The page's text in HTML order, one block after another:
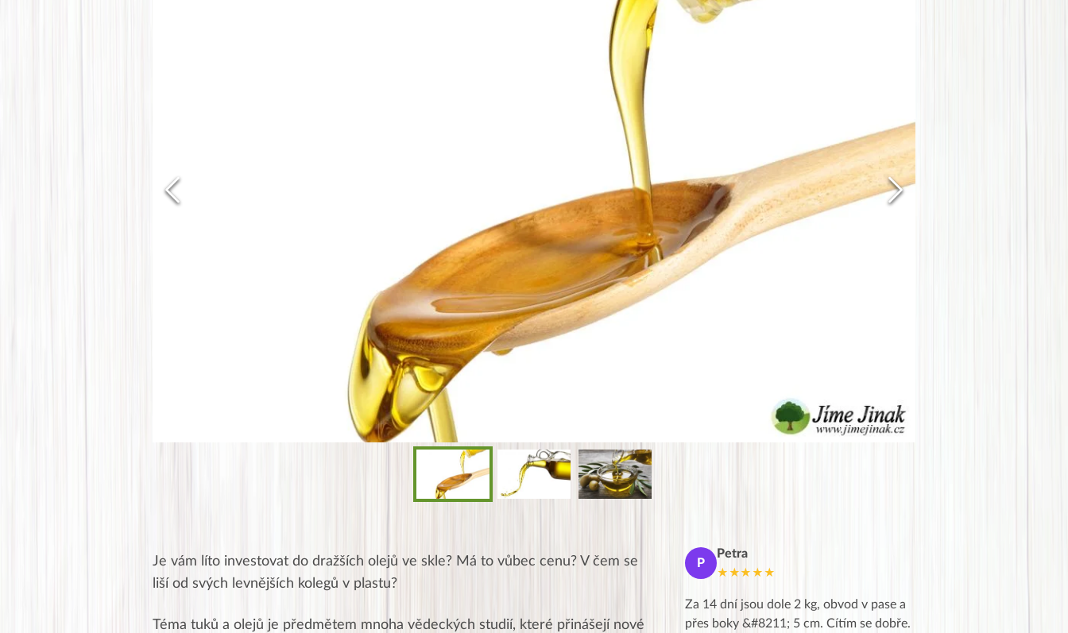
Je vám líto investovat do dražších olejů ve skle? Má to vůbec cenu? V čem se
liší od svých levnějších kolegů v plastu?
Téma tuků a olejů je předmětem mnoha vědeckých studií, které přinášejí nové
J
Jana
obzvlášť velké poděkování, obdiv a
P
Petra
★★★★★
Za 14 dní jsou dole 2 kg, obvod v pase a
přes boky &#8211; 5 cm. Cítím se dobře.